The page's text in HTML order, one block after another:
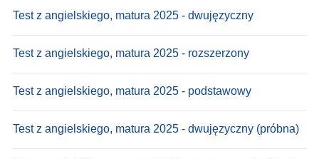
Test z angielskiego, matura 2025 - dwujęzyczny
Test z angielskiego, matura 2025 - rozszerzony
Test z angielskiego, matura 2025 - podstawowy
Test z angielskiego, matura 2025 - dwujęzyczny (próbna)